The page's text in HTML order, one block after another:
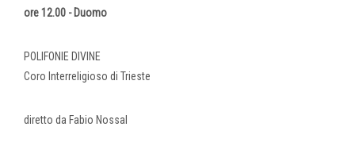
ore 12.00 - Duomo
POLIFONIE DIVINE
Coro Interreligioso di Trieste
diretto da Fabio Nossal